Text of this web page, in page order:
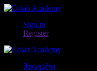
Sign in
Register
მთავარი